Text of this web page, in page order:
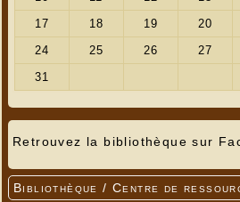
Retrouvez la bibliothèque sur
Bibliothèque / Centre de